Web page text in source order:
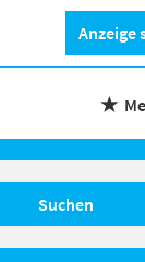
Anzeige
Suchen